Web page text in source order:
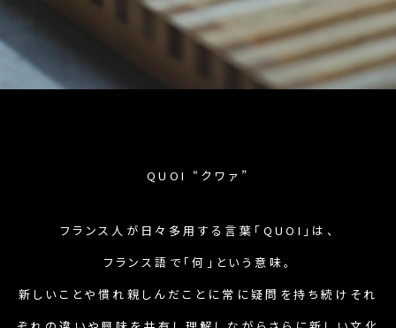
QUOI “クワァ”
フランス人が日々多用する言葉「QUOI」は、
フランス語で「何」という意味。
新しいことや慣れ親しんだことに常に疑問を持ち続け それ